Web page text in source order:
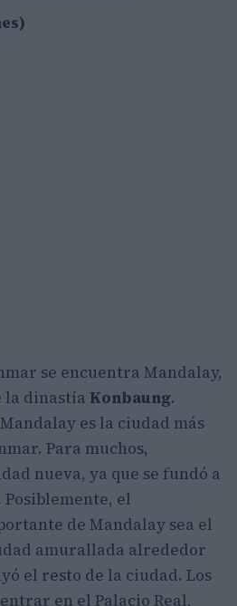
se encuentra Mandalay,
la dinastía Konbaung.
es la ciudad más
Para muchos,
nueva, ya que se fundó a
el
de Mandalay sea el
amurallada alrededor
el resto de la ciudad. Los
en el Palacio Real,